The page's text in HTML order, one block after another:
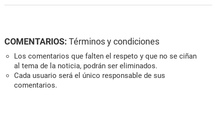
COMENTARIOS: Términos y condiciones
Los comentarios que falten el respeto y que no se ciñan
al tema de la noticia, podrán ser eliminados.
Cada usuario será el único responsable de sus
comentarios.